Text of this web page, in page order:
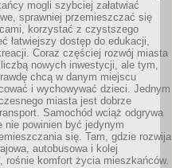
mogli szybciej załatwiać
sprawniej przemieszczać się
korzystać z czystszego
łatwiejszy dostęp do edukacji,
Coraz częściej rozwój miasta
nowych inwestycji, ale tym,
chcą w danym miejscu
i wychowywać dzieci. Jednym
miasta jest dobrze
Samochód wciąż odgrywa
nie powinien być jedynym
się. Tam, gdzie rozwija
autobusowa i kolej
rośnie komfort życia mieszkańców.